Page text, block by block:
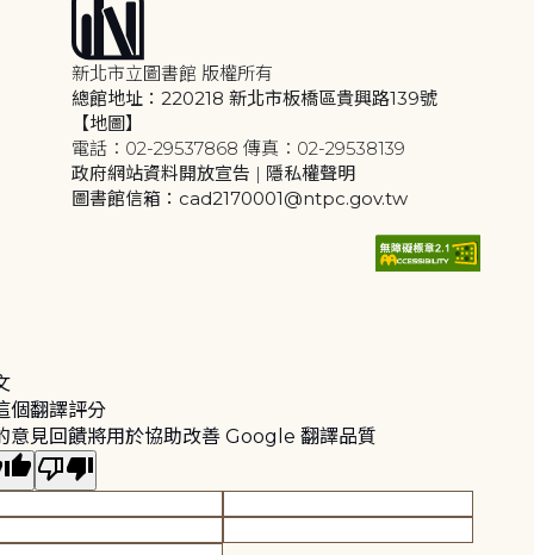
新北市立圖書館 版權所有
總館地址：220218 新北市板橋區貴興路139號
【地圖】
電話：02-29537868 傳真：02-29538139
政府網站資料開放宣告 | 隱私權聲明
圖書館信箱：cad2170001@ntpc.gov.tw
個翻譯評分
意見回饋將用於協助改善 Google 翻譯品質